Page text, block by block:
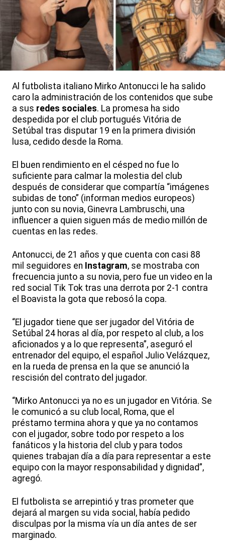
Al futbolista italiano Mirko Antonucci le ha salido
caro la administración de los contenidos que sube
a sus redes sociales. La promesa ha sido
despedida por el club portugués Vitória de
Setúbal tras disputar 19 en la primera división
lusa, cedido desde la Roma.
El buen rendimiento en el césped no fue lo
suficiente para calmar la molestia del club
después de considerar que compartía “imágenes
subidas de tono” (informan medios europeos)
junto con su novia, Ginevra Lambruschi, una
influencer a quien siguen más de medio millón de
cuentas en las redes.
Antonucci, de 21 años y que cuenta con casi 88
mil seguidores en Instagram, se mostraba con
frecuencia junto a su novia, pero fue un video en la
red social Tik Tok tras una derrota por 2-1 contra
el Boavista la gota que rebosó la copa.
“El jugador tiene que ser jugador del Vitória de
Setúbal 24 horas al día, por respeto al club, a los
aficionados y a lo que representa”, aseguró el
entrenador del equipo, el español Julio Velázquez,
en la rueda de prensa en la que se anunció la
rescisión del contrato del jugador.
“Mirko Antonucci ya no es un jugador en Vitória. Se
le comunicó a su club local, Roma, que el
préstamo termina ahora y que ya no contamos
con el jugador, sobre todo por respeto a los
fanáticos y la historia del club y para todos
quienes trabajan día a día para representar a este
equipo con la mayor responsabilidad y dignidad”,
agregó.
El futbolista se arrepintió y tras prometer que
dejará al margen su vida social, había pedido
disculpas por la misma vía un día antes de ser
marginado.